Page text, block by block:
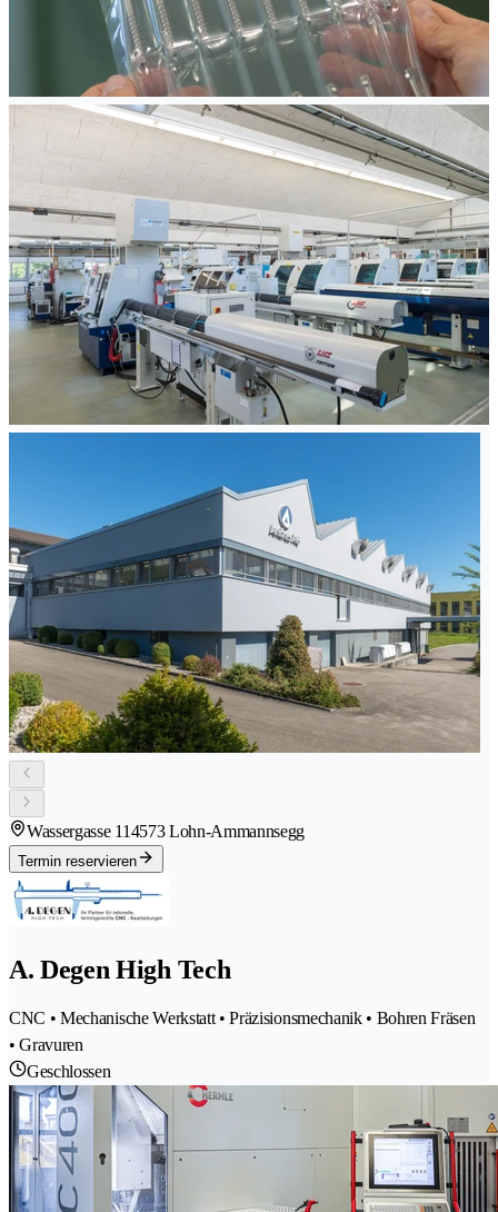
Wassergasse 114573 Lohn-Ammannsegg
Termin reservieren
A. Degen High Tech
CNC • Mechanische Werkstatt • Präzisionsmechanik • Bohren Fräsen
• Gravuren
Geschlossen